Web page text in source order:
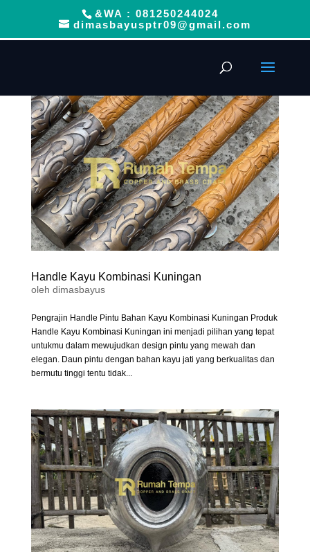
&WA : 081250244024
dimasbayusptr09@gmail.com
Handle Kayu Kombinasi Kuningan
oleh dimasbayus
Pengrajin Handle Pintu Bahan Kayu Kombinasi Kuningan Produk
Handle Kayu Kombinasi Kuningan ini menjadi pilihan yang tepat
untukmu dalam mewujudkan design pintu yang mewah dan
elegan. Daun pintu dengan bahan kayu jati yang berkualitas dan
bermutu tinggi tentu tidak...